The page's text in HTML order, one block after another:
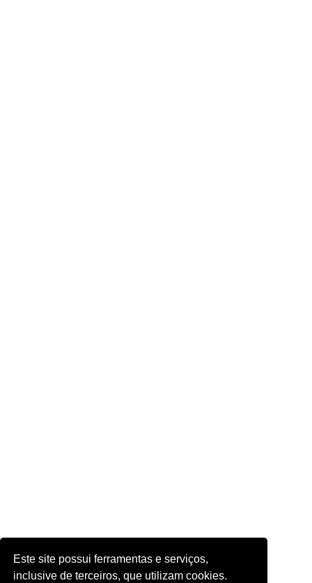
Este site possui ferramentas e serviços,
inclusive de terceiros, que utilizam cookies.